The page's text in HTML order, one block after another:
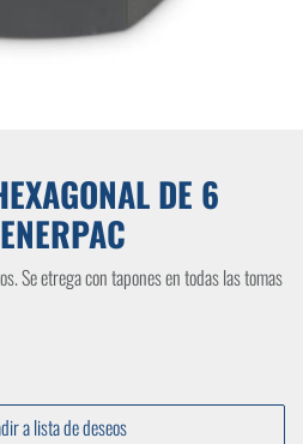
DE 6
Se etrega con tapones en todas las tomas
a lista de deseos